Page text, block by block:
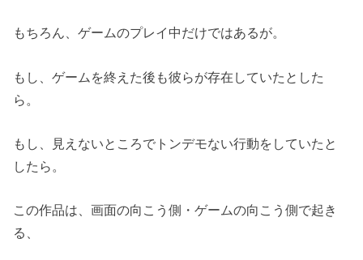
もちろん、ゲームのプレイ中だけではあるが。
もし、ゲームを終えた後も彼らが存在していたとした
ら。
もし、見えないところでトンデモない行動をしていたと
したら。
この作品は、画面の向こう側・ゲームの向こう側で起き
る、